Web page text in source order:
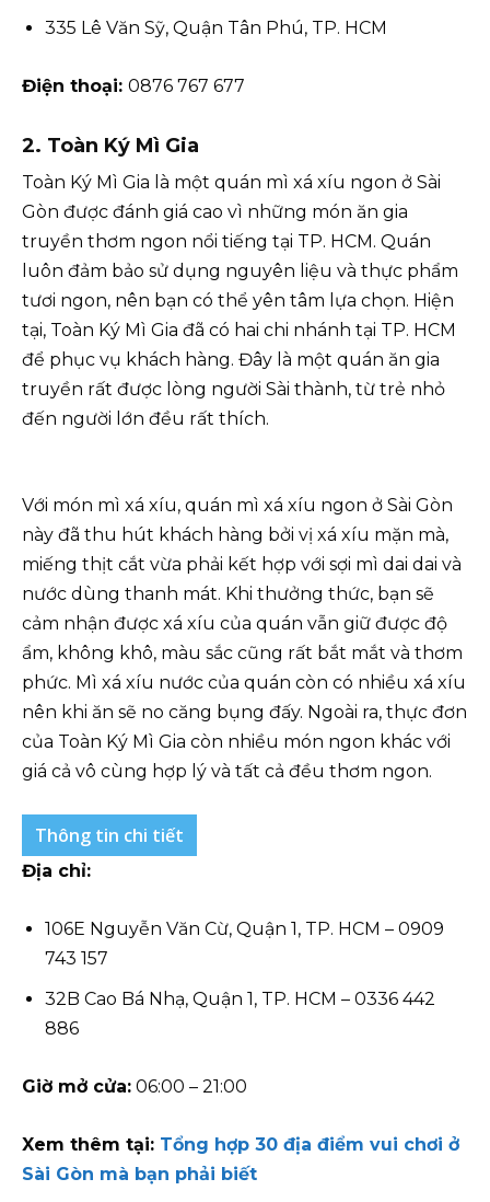
335 Lê Văn Sỹ, Quận Tân Phú, TP. HCM
Điện thoại: 0876 767 677
2. Toàn Ký Mì Gia
Toàn Ký Mì Gia là một quán mì xá xíu ngon ở Sài
Gòn được đánh giá cao vì những món ăn gia
truyền thơm ngon nổi tiếng tại TP. HCM. Quán
luôn đảm bảo sử dụng nguyên liệu và thực phẩm
tươi ngon, nên bạn có thể yên tâm lựa chọn. Hiện
tại, Toàn Ký Mì Gia đã có hai chi nhánh tại TP. HCM
để phục vụ khách hàng. Đây là một quán ăn gia
truyền rất được lòng người Sài thành, từ trẻ nhỏ
đến người lớn đều rất thích.
Với món mì xá xíu, quán mì xá xíu ngon ở Sài Gòn
này đã thu hút khách hàng bởi vị xá xíu mặn mà,
miếng thịt cắt vừa phải kết hợp với sợi mì dai dai và
nước dùng thanh mát. Khi thưởng thức, bạn sẽ
cảm nhận được xá xíu của quán vẫn giữ được độ
ẩm, không khô, màu sắc cũng rất bắt mắt và thơm
phức. Mì xá xíu nước của quán còn có nhiều xá xíu
nên khi ăn sẽ no căng bụng đấy. Ngoài ra, thực đơn
của Toàn Ký Mì Gia còn nhiều món ngon khác với
giá cả vô cùng hợp lý và tất cả đều thơm ngon.
Thông tin chi tiết
Địa chỉ:
106E Nguyễn Văn Cừ, Quận 1, TP. HCM – 0909
743 157
32B Cao Bá Nhạ, Quận 1, TP. HCM – 0336 442
886
Giờ mở cửa: 06:00 – 21:00
Xem thêm tại: Tổng hợp 30 địa điểm vui chơi ở
Sài Gòn mà bạn phải biết